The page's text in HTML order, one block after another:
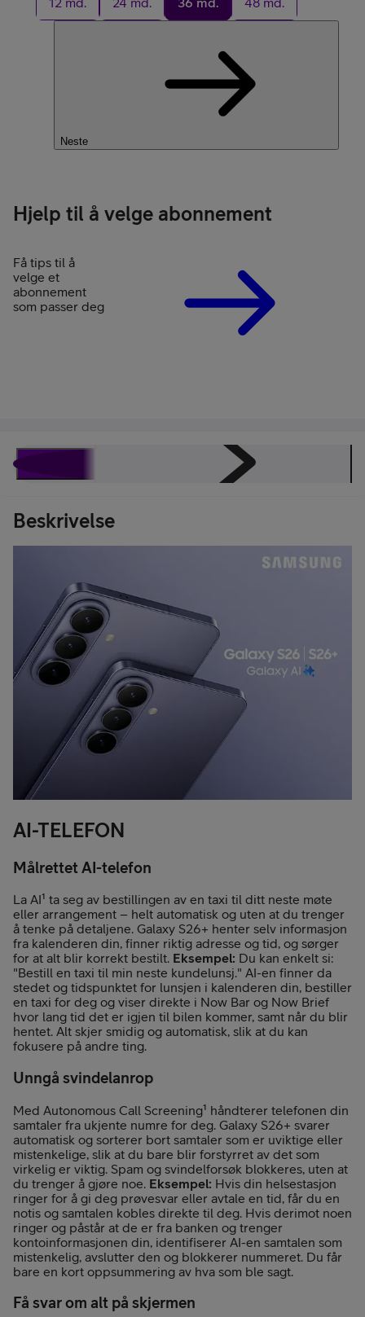
Neste
Hjelp til å velge abonnement
Få tips til å
velge et
abonnement
som passer deg
Spesifikasjoner
Beskrivelse
AI-TELEFON
Målrettet AI-telefon
La AI¹ ta seg av bestillingen av en taxi til ditt neste møte
eller arrangement – helt automatisk og uten at du trenger
å tenke på detaljene. Galaxy S26+ henter selv informasjon
fra kalenderen din, finner riktig adresse og tid, og sørger
for at alt blir korrekt bestilt. Eksempel: Du kan enkelt si:
"Bestill en taxi til min neste kundelunsj." AI-en finner da
stedet og tidspunktet for lunsjen i kalenderen din, bestiller
en taxi for deg og viser direkte i Now Bar og Now Brief
hvor lang tid det er igjen til bilen kommer, samt når du blir
hentet. Alt skjer smidig og automatisk, slik at du kan
fokusere på andre ting.
Unngå svindelanrop
Med Autonomous Call Screening¹ håndterer telefonen din
samtaler fra ukjente numre for deg. Galaxy S26+ svarer
automatisk og sorterer bort samtaler som er uviktige eller
mistenkelige, slik at du bare blir forstyrret av det som
virkelig er viktig. Spam og svindelforsøk blokkeres, uten at
du trenger å gjøre noe. Eksempel: Hvis din helsestasjon
ringer for å gi deg prøvesvar eller avtale en tid, får du en
notis og samtalen kobles direkte til deg. Hvis derimot noen
ringer og påstår at de er fra banken og trenger
kontoinformasjonen din, identifiserer AI-en samtalen som
mistenkelig, avslutter den og blokkerer nummeret. Du får
bare en kort oppsummering av hva som ble sagt.
Få svar om alt på skjermen